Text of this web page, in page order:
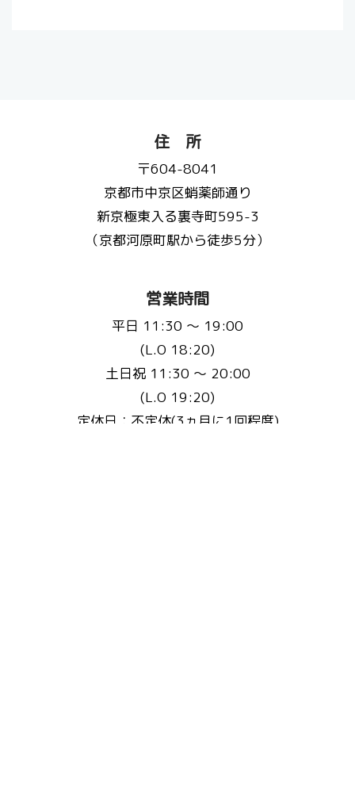
住 所
〒604-8041
京都市中京区蛸薬師通り
新京極東入る裏寺町595-3
（京都河原町駅から徒歩5分）
営業時間
平日 11:30 〜 19:00
(L.O 18:20)
土日祝 11:30 〜 20:00
(L.O 19:20)
定休日：不定休(3ヵ月に1回程度)